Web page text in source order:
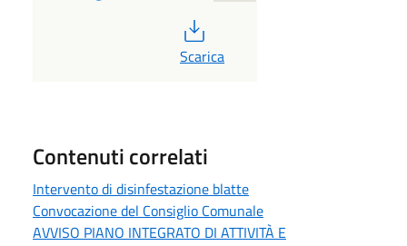
PDF
Scarica
Contenuti correlati
Intervento di disinfestazione blatte
Convocazione del Consiglio Comunale
AVVISO PIANO INTEGRATO DI ATTIVITÀ E